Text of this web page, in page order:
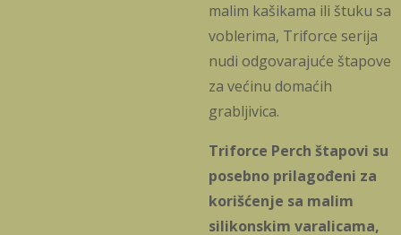
malim kašikama ili štuku sa
voblerima, Triforce serija
nudi odgovarajuće štapove
za većinu domaćih
grabljivica.
Triforce Perch štapovi su
posebno prilagođeni za
korišćenje sa malim
silikonskim varalicama,